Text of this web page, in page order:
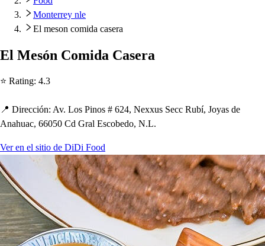
Monterrey nle
El meson comida casera
El Mesón Comida Casera
⭐ Rating: 4.3
📍 Dirección: Av. Los Pinos # 624, Nexxus Secc Rubí, Joyas de
Anahuac, 66050 Cd Gral Escobedo, N.L.
Ver en el sitio de DiDi Food